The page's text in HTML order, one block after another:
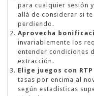
para cualquier sesión
allá de considerar si
perdiendo.
Aprovecha
invariablemente los
entender condiciones
extracción.
Elige juegos con
tasas por encima al
según estadísticas